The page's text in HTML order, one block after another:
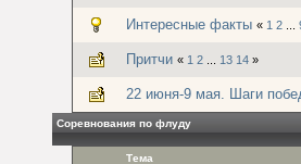
Интересные факты « 1 2
Притчи « 1 2 13 14 »
22 июня-9 мая. Шаги
Соревнования по флуду
Тема